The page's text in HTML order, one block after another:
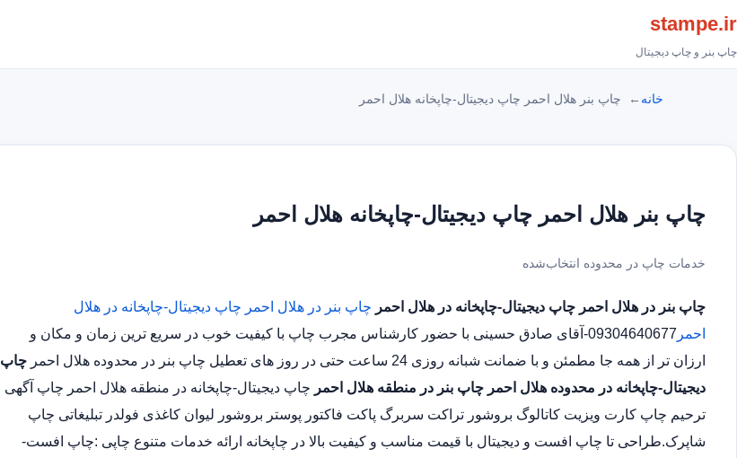
stampe.ir
چاپ بنر و چاپ دیجیتال
خانه چاپ بنر هلال احمر چاپ دیجیتال-چاپخانه هلال احمر
چاپ بنر هلال احمر چاپ دیجیتال-چاپخانه هلال احمر
خدمات چاپ در محدوده انتخاب‌شده
چاپ بنر در هلال احمر چاپ دیجیتال-چاپخانه در هلال احمر چاپ بنر در هلال احمر چاپ دیجیتال-چاپخانه در هلال
احمر
09304640677-آقای صادق حسینی با حضور کارشناس مجرب چاپ با کیفیت خوب در سریع ترین زمان و مکان و
ارزان تر از همه جا مطمئن و با ضمانت شبانه روزی 24 ساعت حتی در روز های تعطیل چاپ بنر در محدوده هلال احمر
چاپ
دیجیتال-چاپخانه در محدوده هلال احمر چاپ بنر در منطقه هلال احمر چاپ دیجیتال-چاپخانه در منطقه هلال احمر چاپ آگهی
ترحیم چاپ کارت ویزیت کاتالوگ بروشور تراکت سربرگ پاکت فاکتور پوستر بروشور لیوان کاغذی فولدر تبلیغاتی چاپ
شاپرک.طراحی تا چاپ افست و دیجیتال با قیمت مناسب و کیفیت بالا در چاپخانه ارائه خدمات متنوع چاپی :چاپ افست-